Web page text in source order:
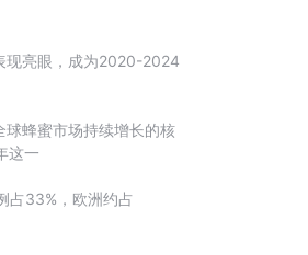
现亮眼，成为2020-2024
蜂蜜市场持续增长的核
这一
占33%，欧洲约占